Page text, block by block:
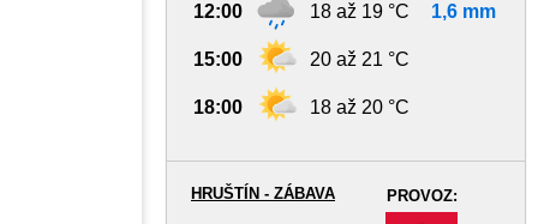
12:00 18 až 19 °C 1,6 mm
15:00 20 až 21 °C
18:00 18 až 20 °C
PROVOZ:
HRUŠTÍN - ZÁBAVA